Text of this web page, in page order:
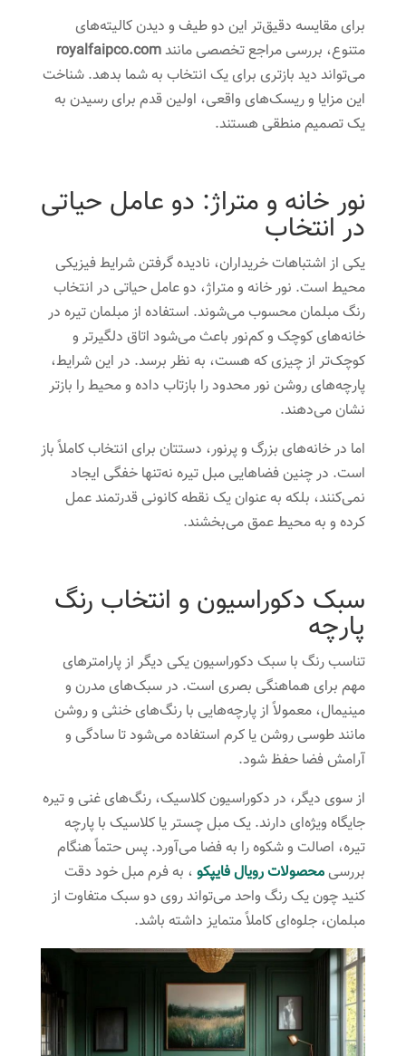
برای مقایسه دقیق‌تر این دو طیف و دیدن کالیته‌های
متنوع، بررسی مراجع تخصصی مانندroyalfaipco.com
می‌تواند دید بازتری برای یک انتخاب به شما بدهد. شناخت
این مزایا و ریسک‌های واقعی، اولین قدم برای رسیدن به
یک تصمیم منطقی هستند.
نور خانه و متراژ: دو عامل حیاتی
در انتخاب
یکی از اشتباهات خریداران، نادیده گرفتن شرایط فیزیکی
محیط است. نور خانه و متراژ، دو عامل حیاتی در انتخاب
رنگ مبلمان محسوب می‌شوند. استفاده از مبلمان تیره در
خانه‌های کوچک و کم‌نور باعث می‌شود اتاق دلگیرتر و
کوچک‌تر از چیزی که هست، به نظر برسد. در این شرایط،
پارچه‌های روشن نور محدود را بازتاب داده و محیط را بازتر
نشان می‌دهند.
اما در خانه‌های بزرگ و پرنور، دستتان برای انتخاب کاملاً باز
است. در چنین فضاهایی مبل تیره نه‌تنها خفگی ایجاد
نمی‌کنند، بلکه به عنوان یک نقطه کانونی قدرتمند عمل
کرده و به محیط عمق می‌بخشند.
سبک دکوراسیون و انتخاب رنگ
پارچه
تناسب رنگ با سبک دکوراسیون یکی دیگر از پارامترهای
مهم برای هماهنگی بصری است. در سبک‌های مدرن و
مینیمال، معمولاً از پارچه‌هایی با رنگ‌های خنثی و روشن
مانند طوسی روشن یا کرم استفاده می‌شود تا سادگی و
آرامش فضا حفظ شود.
از سوی دیگر، در دکوراسیون کلاسیک، رنگ‌های غنی و تیره
جایگاه ویژه‌ای دارند. یک مبل چستر یا کلاسیک با پارچه
تیره، اصالت و شکوه را به فضا می‌آورد. پس حتماً هنگام
بررسیمحصولات رویال فایپکو، به فرم مبل خود دقت
کنید چون یک رنگ واحد می‌تواند روی دو سبک متفاوت از
مبلمان، جلوه‌ای کاملاً متمایز داشته باشد.